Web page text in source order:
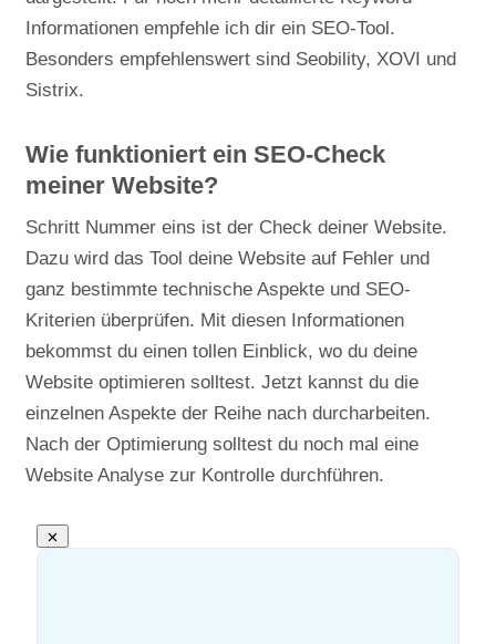
Informationen empfehle ich dir ein SEO-Tool.
Besonders empfehlenswert sind Seobility, XOVI und
Sistrix.
Wie funktioniert ein SEO-Check
meiner Website?
Schritt Nummer eins ist der Check deiner Website.
Dazu wird das Tool deine Website auf Fehler und
ganz bestimmte technische Aspekte und SEO-
Kriterien überprüfen. Mit diesen Informationen
bekommst du einen tollen Einblick, wo du deine
Website optimieren solltest. Jetzt kannst du die
einzelnen Aspekte der Reihe nach durcharbeiten.
Nach der Optimierung solltest du noch mal eine
Website Analyse zur Kontrolle durchführen.